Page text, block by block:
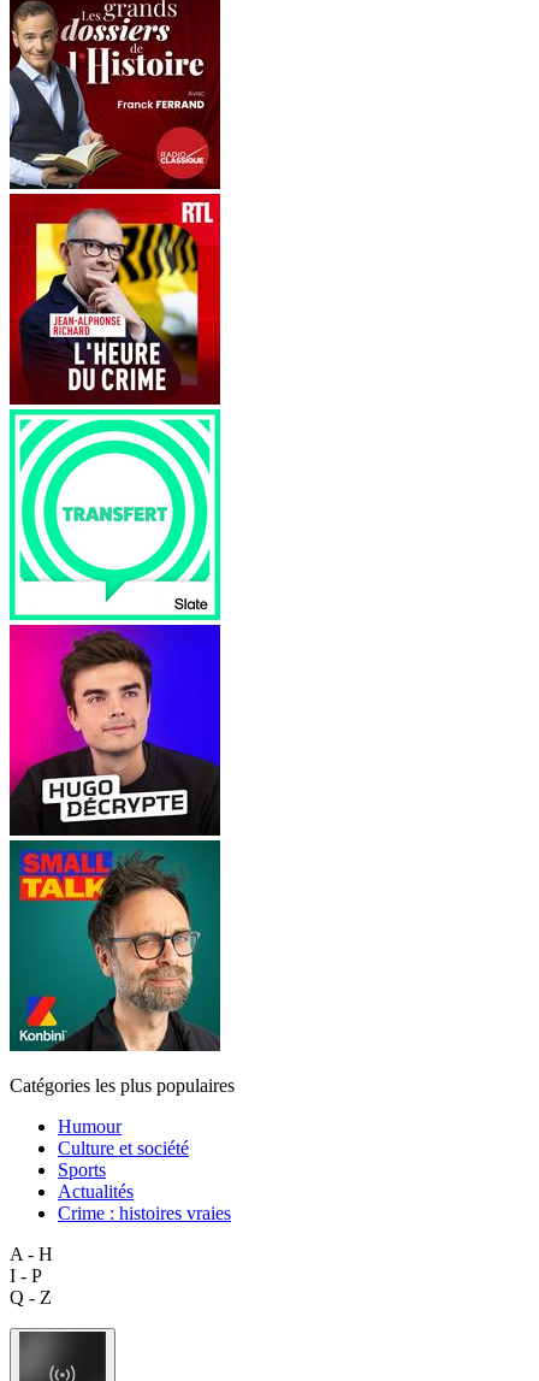
Catégories les plus populaires
Humour
Culture et société
Sports
Actualités
Crime : histoires vraies
A - H
I - P
Q - Z